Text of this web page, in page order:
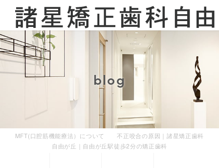
blog
MFT(口腔筋機能療法）について 不正咬合の原因｜諸星矯正歯科
自由が丘｜自由が丘駅徒歩2分の矯正歯科